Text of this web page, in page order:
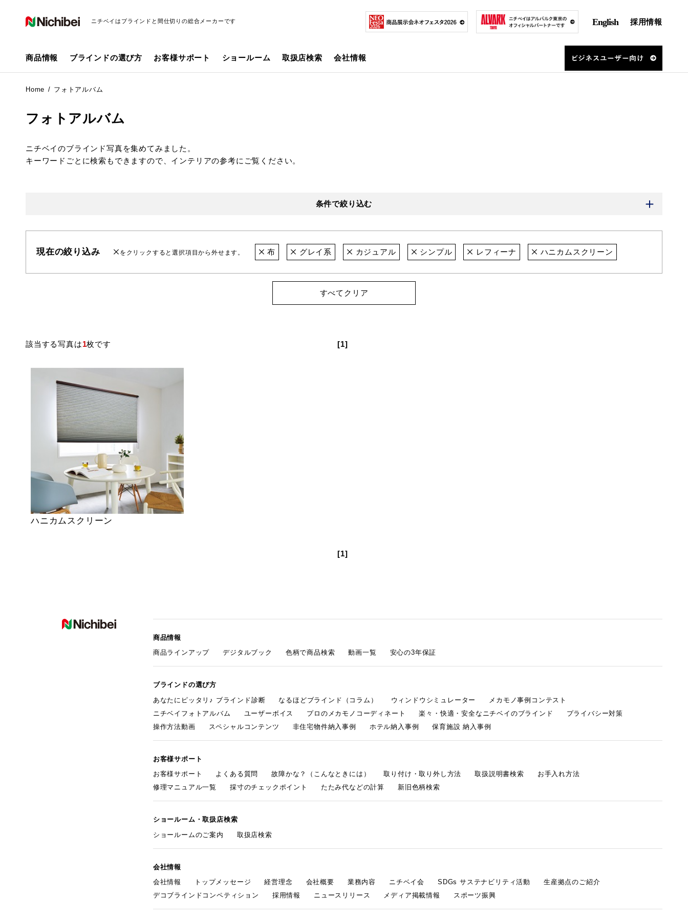
ニチベイはブラインドと間仕切りの総合メーカーです English 採用情報
商品情報 ブラインドの選び方 お客様サポート ショールーム 取扱店検索 会社情報
Home フォトアルバム
フォトアルバム
ニチベイのブラインド写真を集めてみました。
キーワードごとに検索もできますので、インテリアの参考にご覧ください。
条件で絞り込む
現在の絞り込み をクリックすると選択項目から外せます。 布 グレイ系 カジュアル シンプル レフィーナ ハニカムスクリーン
すべてクリア
該当する写真は1枚です [1]
ハニカムスクリーン
[1]
商品情報
商品ラインアップ
デジタルブック 色柄で商品検索 動画一覧 安心の3年保証
ブラインドの選び方
あなたにピッタリ♪ ブラインド診断
なるほどブラインド（コラム） ウィンドウシミュレーター
メカモノ事例コンテスト
ニチベイフォトアルバム
ユーザーボイス プロのメカモノコーディネート 楽々・快適・安全なニチベイのブラインド
プライバシー対策
操作方法動画
スペシャルコンテンツ 非住宅物件納入事例 ホテル納入事例 保育施設 納入事例
お客様サポート
お客様サポート
よくある質問 故障かな？（こんなときには） 取り付け・取り外し方法 取扱説明書検索
お手入れ方法
修理マニュアル一覧
採寸のチェックポイント たたみ代などの計算 新旧色柄検索
ショールーム・取扱店検索
ショールームのご案内
取扱店検索
会社情報
会社情報
トップメッセージ 経営理念 会社概要 業務内容 ニチベイ会 SDGs サステナビリティ活動
生産拠点のご紹介
デコブラインドコンペティション
採用情報 ニュースリリース メディア掲載情報 スポーツ振興